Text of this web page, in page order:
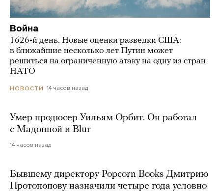
Война
1626-й день. Новые оценки разведки США:
в ближайшие несколько лет Путин может
решиться на ограниченную атаку на одну из стран
НАТО
НОВОСТИ 14 часов назад
Умер продюсер Уильям Орбит. Он работал
с Мадонной и Blur
14 часов назад
Бывшему директору Popcorn Books Дмитрию
Протопопову назначили четыре года условно